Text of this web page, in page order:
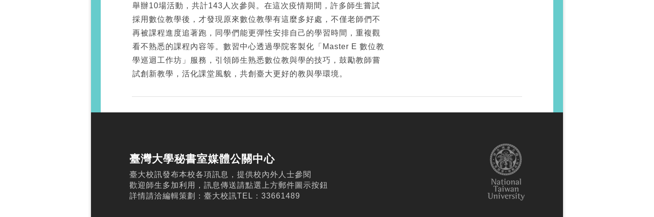
舉辦10場活動，共計143人次參與。在這次疫情期間，許多師生嘗試
採用數位教學後，才發現原來數位教學有這麼多好處，不僅老師們不
再被課程進度追著跑，同學們能更彈性安排自己的學習時間，重複觀
看不熟悉的課程內容等。數習中心透過學院客製化「Master E 數位教
學巡迴工作坊」服務，引領師生熟悉數位教與學的技巧，鼓勵教師嘗
試創新教學，活化課堂風貌，共創臺大更好的教與學環境。
臺灣大學秘書室媒體公關中心
臺大校訊發布本校各項訊息，提供校內外人士參閱
歡迎師生多加利用，訊息傳送請點選上方郵件圖示按鈕
詳情請洽編輯策劃：臺大校訊TEL：33661489